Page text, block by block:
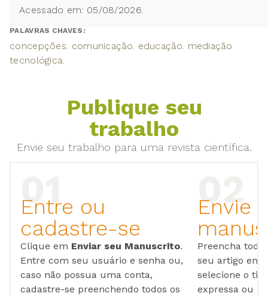
Acessado em: 05/08/2026.
PALAVRAS CHAVES:
concepções. comunicação. educação. mediação
tecnológica.
Publique seu
trabalho
Envie seu trabalho para uma revista científica.
Entre ou
cadastre-se
Clique em Enviar seu Manuscrito.
Entre com seu usuário e senha ou,
caso não possua uma conta,
cadastre-se preenchendo todos os
Envie
Preencha
seu artigo em
selecione o
expressa ou